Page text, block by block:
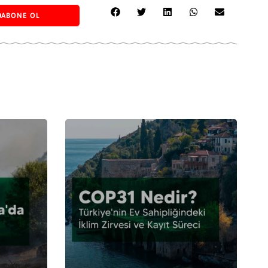
ABONE OL